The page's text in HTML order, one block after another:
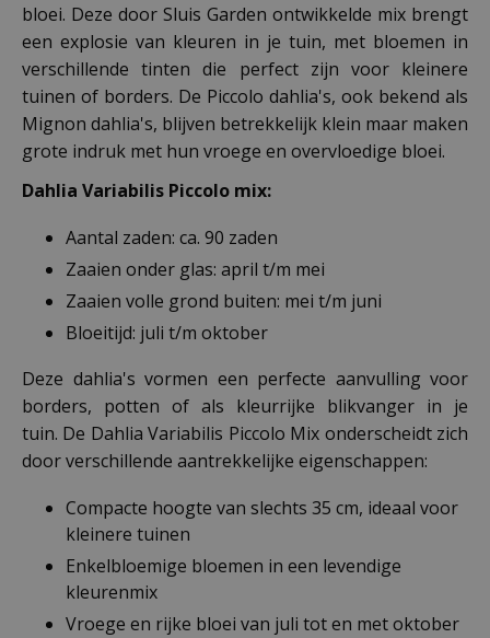
bloei. Deze door Sluis Garden ontwikkelde mix brengt
een explosie van kleuren in je tuin, met bloemen in
verschillende tinten die perfect zijn voor kleinere
tuinen of borders. De Piccolo dahlia's, ook bekend als
Mignon dahlia's, blijven betrekkelijk klein maar maken
grote indruk met hun vroege en overvloedige bloei.
Dahlia Variabilis Piccolo mix:
Aantal zaden: ca. 90 zaden
Zaaien onder glas: april t/m mei
Zaaien volle grond buiten: mei t/m juni
Bloeitijd: juli t/m oktober
Deze dahlia's vormen een perfecte aanvulling voor
borders, potten of als kleurrijke blikvanger in je
tuin. De Dahlia Variabilis Piccolo Mix onderscheidt zich
door verschillende aantrekkelijke eigenschappen:
Compacte hoogte van slechts 35 cm, ideaal voor
kleinere tuinen
Enkelbloemige bloemen in een levendige
kleurenmix
Vroege en rijke bloei van juli tot en met oktober